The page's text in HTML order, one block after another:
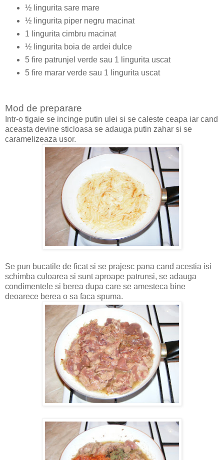
½ lingurita sare mare
½ lingurita piper negru macinat
1 lingurita cimbru macinat
½ lingurita boia de ardei dulce
5 fire patrunjel verde sau 1 lingurita uscat
5 fire marar verde sau 1 lingurita uscat
Mod de preparare
Intr-o tigaie se incinge putin ulei si se caleste ceapa iar cand
aceasta devine sticloasa se adauga putin zahar si se
caramelizeaza usor.
Se pun bucatile de ficat si se prajesc pana cand acestia isi
schimba culoarea si sunt aproape patrunsi, se adauga
condimentele si berea dupa care se amesteca bine
deoarece berea o sa faca spuma.